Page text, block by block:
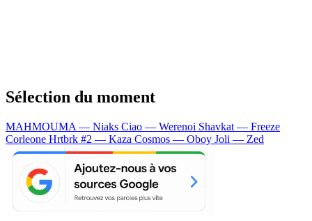
Sélection du moment
MAHMOUMA — Niaks Ciao — Werenoi Shavkat — Freeze
Corleone Hrtbrk #2 — Kaza Cosmos — Oboy Joli — Zed